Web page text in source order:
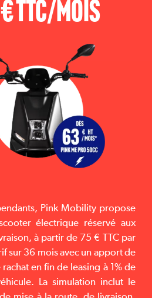
TTC/MOIS
Pink Mobility propose
électrique réservé aux
à partir de 75 € TTC par
sur 36 mois avec un apport de
en fin de leasing à 1% de
La simulation inclut le